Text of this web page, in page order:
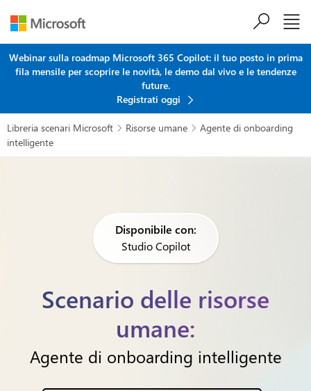
Webinar sulla roadmap Microsoft 365 Copilot: il tuo posto in prima
fila mensile per scoprire le novità, le demo dal vivo e le tendenze
future.
Registrati oggi
Libreria scenari Microsoft  Risorse umane  Agente di onboarding
intelligente
Disponibile con:
Studio Copilot
Scenario delle risorse
umane:
Agente di onboarding intelligente